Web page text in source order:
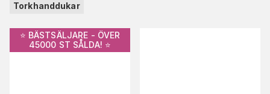
Torkhanddukar
⭐️ BÄSTSÄLJARE - ÖVER
45000 ST SÅLDA! ⭐️